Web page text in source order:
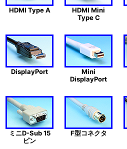
HDMI Type A
HDMI Mini
Type C
DisplayPort
Mini
DisplayPort
ミニD-Sub 15
ピン
F型コネクタ